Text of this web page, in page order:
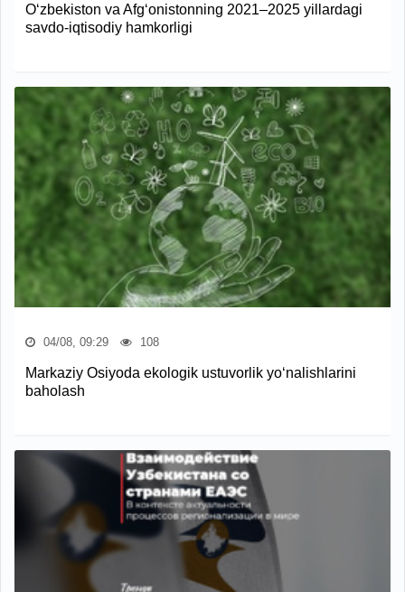
O‘zbekiston va Afg‘onistonning 2021–2025 yillardagi
savdo-iqtisodiy hamkorligi
04/08, 09:29 108
Markaziy Osiyoda ekologik ustuvorlik yo‘nalishlarini
baholash